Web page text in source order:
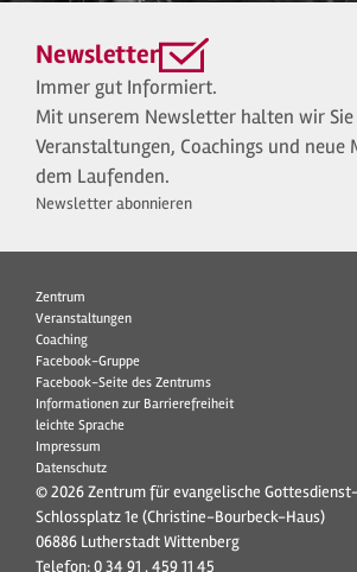
Newsletter
Immer gut Informiert.
Mit unserem Newsletter halten wir
Veranstaltungen, Coachings und neue
dem Laufenden.
Newsletter abonnieren
Zentrum
Veranstaltungen
Coaching
Facebook-Gruppe
Facebook-Seite des Zentrums
Informationen zur Barrierefreiheit
leichte Sprache
Impressum
Datenschutz
© 2026 Zentrum für evangelische
Schlossplatz 1e (Christine-Bourbeck-Haus)
06886 Lutherstadt Wittenberg
Telefon:0 34 91 . 459 11 45